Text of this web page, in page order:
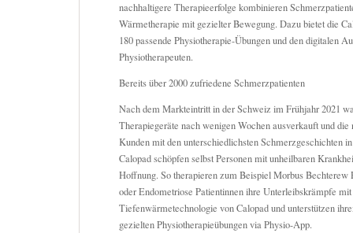
nachhaltigere Therapieerfolge kombinieren
Wärmetherapie mit gezielter Bewegung. Dazu bietet die
180 passende Physiotherapie-Übungen und den digitalen
Physiotherapeuten.
Bereits über 2000 zufriedene Schmerzpatienten
Nach dem Markteintritt in der Schweiz im Frühjahr 2021
Therapiegeräte nach wenigen Wochen ausverkauft und
Kunden mit den unterschiedlichsten Schmerzgeschichten
Calopad schöpfen selbst Personen mit unheilbaren
Hoffnung. So therapieren zum Beispiel Morbus Bechterew
oder Endometriose Patientinnen ihre Unterleibskrämpfe
Tiefenwärmetechnologie von Calopad und unterstützen
gezielten Physiotherapieübungen via Physio-App.